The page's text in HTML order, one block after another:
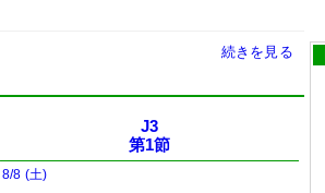
続きを見る
J3
第1節
8/8 (土)